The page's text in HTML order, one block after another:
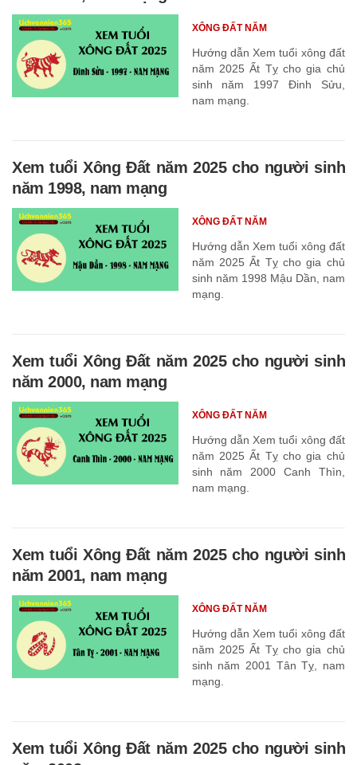
Hướng dẫn Xem tuổi xông đất
năm 2025 Ất Tỵ cho gia chủ
sinh năm 1997 Đinh Sửu,
nam mạng.
XÔNG ĐẤT NĂM
Xem tuổi Xông Đất năm 2025 cho người sinh
năm 1998, nam mạng
Hướng dẫn Xem tuổi xông đất
năm 2025 Ất Tỵ cho gia chủ
sinh năm 1998 Mậu Dần, nam
mạng.
XÔNG ĐẤT NĂM
Xem tuổi Xông Đất năm 2025 cho người sinh
năm 2000, nam mạng
Hướng dẫn Xem tuổi xông đất
năm 2025 Ất Tỵ cho gia chủ
sinh năm 2000 Canh Thìn,
nam mạng.
XÔNG ĐẤT NĂM
Xem tuổi Xông Đất năm 2025 cho người sinh
năm 2001, nam mạng
Hướng dẫn Xem tuổi xông đất
năm 2025 Ất Tỵ cho gia chủ
sinh năm 2001 Tân Tỵ, nam
mạng.
XÔNG ĐẤT NĂM
Xem tuổi Xông Đất năm 2025 cho người sinh